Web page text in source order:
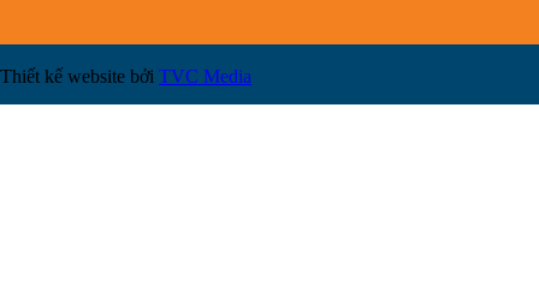
Thiết kế website bởi TVC Media